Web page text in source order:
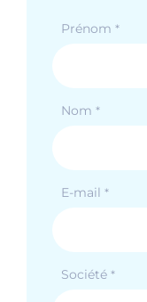
Prénom *
Nom *
E-mail *
Société *